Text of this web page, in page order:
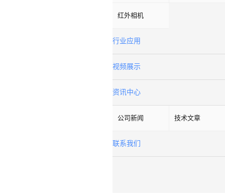
红外相机
行业应用
视频展示
资讯中心
公司新闻 技术文章
联系我们